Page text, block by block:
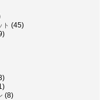
ト (45)
(8)